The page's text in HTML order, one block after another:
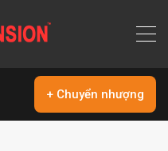
+ Chuyển nhượng